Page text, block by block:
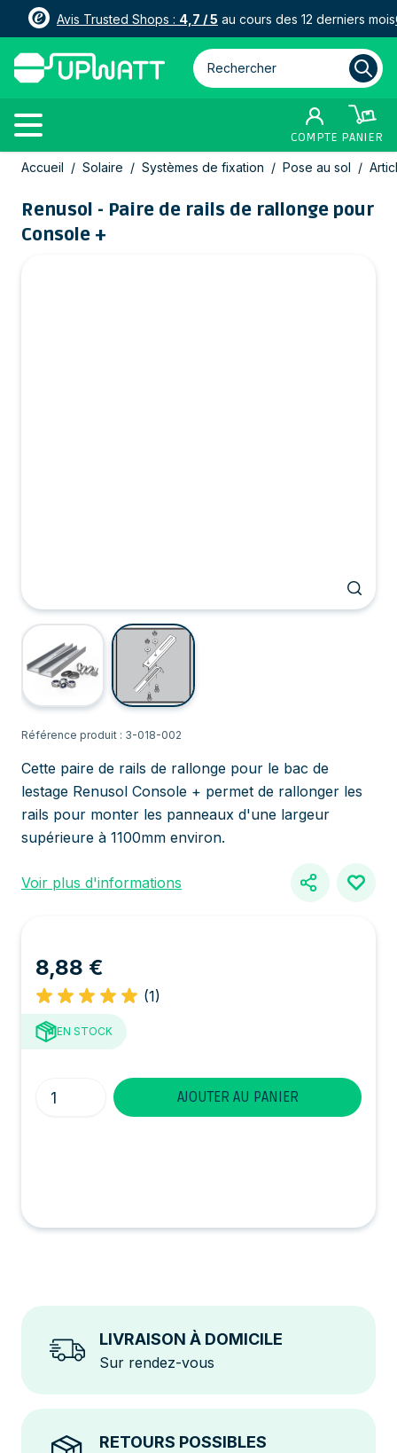
Avis Trusted Shops : 4,7 / 5 au cours des 12 derniers mois
Rechercher parmi plus de
COMPTE PANIER
Allez au contenu
Accueil / Solaire / Systèmes de fixation / Pose au sol /
Renusol - Paire de rails de rallonge pour
Console +
Référence produit : 3-018-002
Cette paire de rails de rallonge pour le bac de
lestage Renusol Console + permet de rallonger les
rails pour monter les panneaux d'une largeur
supérieure à 1100mm environ.
Voir plus d'informations
8,88 €
(1)
EN STOCK
Quantité
AJOUTER AU PANIER
LIVRAISON À DOMICILE
Sur rendez-vous
RETOURS POSSIBLES